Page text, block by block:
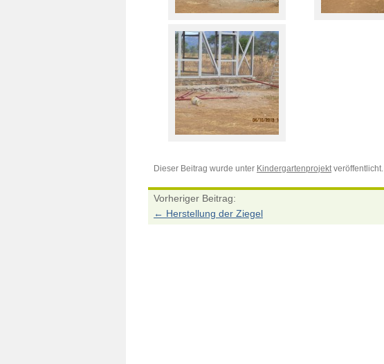
Dieser Beitrag wurde unter Kindergartenprojektveröffentlicht.
Vorheriger Beitrag:
← Herstellung der Ziegel